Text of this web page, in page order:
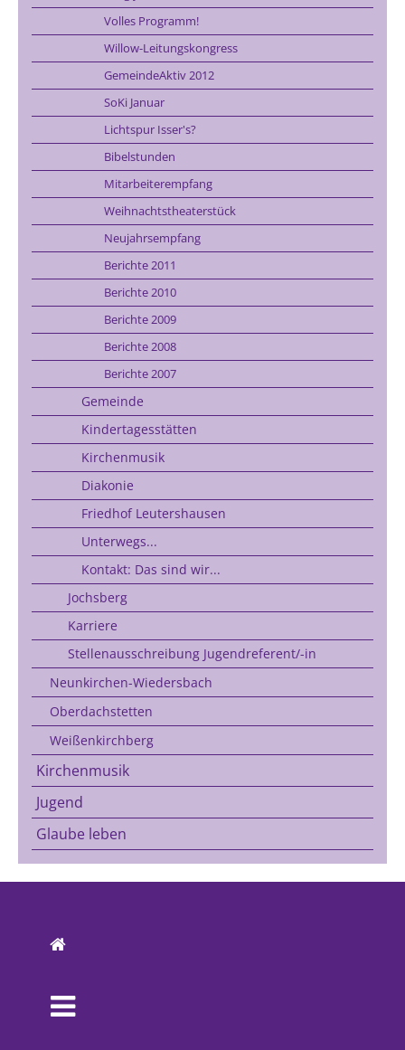
Volles Programm!
Willow-Leitungskongress
GemeindeAktiv 2012
SoKi Januar
Lichtspur Isser's?
Bibelstunden
Mitarbeiterempfang
Weihnachtstheaterstück
Neujahrsempfang
Berichte 2011
Berichte 2010
Berichte 2009
Berichte 2008
Berichte 2007
Gemeinde
Kindertagesstätten
Kirchenmusik
Diakonie
Friedhof Leutershausen
Unterwegs...
Kontakt: Das sind wir...
Jochsberg
Karriere
Stellenausschreibung Jugendreferent/-in
Neunkirchen-Wiedersbach
Oberdachstetten
Weißenkirchberg
Kirchenmusik
Jugend
Glaube leben